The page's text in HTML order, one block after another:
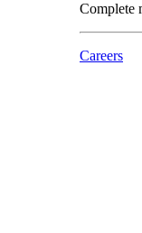
Complete
Careers